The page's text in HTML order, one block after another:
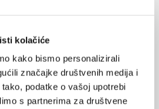
kolačiće
kako bismo personalizirali
značajke društvenih medija i
podatke o vašoj upotrebi
s partnerima za društvene
% oboljelih kod kojih standardna
njezinih bioloških, kliničkih i
je za pravodobnu dijagnozu i
kompleksne podskupine pacijenata.